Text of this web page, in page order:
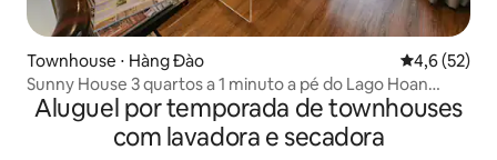
Townhouse ⋅ Hàng Đào 4,6 de uma
4,6 (52)
Sunny House 3 quartos a 1 minuto a pé do Lago Hoan
Kiem
Aluguel por temporada de townhouses
com lavadora e secadora